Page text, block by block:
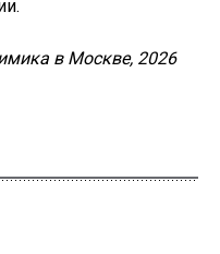
в Москве, 2026